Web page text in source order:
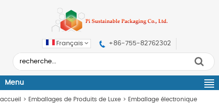
Français +86-755-82762302
Menu
accueil > Emballages de Produits de Luxe > Emballage électronique